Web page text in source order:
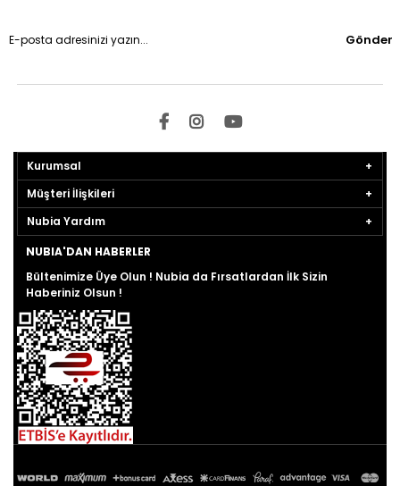
Gönder
Kurumsal
Müşteri İlişkileri
Nubia Yardım
NUBIA'DAN HABERLER
Bültenimize Üye Olun ! Nubia da Fırsatlardan İlk Sizin
Haberiniz Olsun !